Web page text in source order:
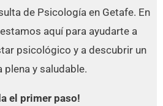
de Psicología en Getafe. En
estamos aquí para ayudarte a
psicológico y a descubrir un
plena y saludable.
el primer paso!